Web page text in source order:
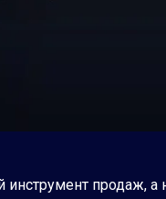
инструмент